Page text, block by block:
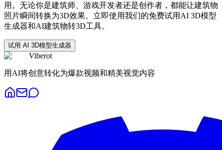
用。无论你是建筑师、游戏开发者还是创作者，都能让建筑物
照片瞬间转换为3D效果。立即使用我们的免费试用AI 3D模型
生成器和AI建筑物转3D工具。
试用 AI 3D模型生成器
Viberot
用AI将创意转化为爆款视频和精美视觉内容